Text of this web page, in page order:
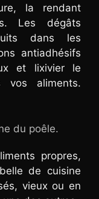
la rendant
Les dégâts
dans les
antiadhésifs
et lixivier le
vos aliments.
du poêle.
propres,
de cuisine
vieux ou en